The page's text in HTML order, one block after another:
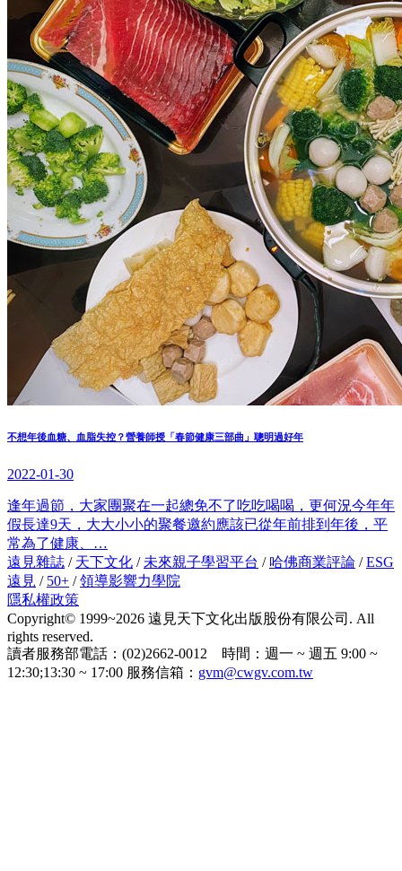
不想年後血糖、血脂失控？營養師授「春節健康三部曲」聰明過好年
2022-01-30
逢年過節，大家團聚在一起總免不了吃吃喝喝，更何況今年年
假長達9天，大大小小的聚餐邀約應該已從年前排到年後，平
常為了健康、…
遠見雜誌 / 天下文化 /未來親子學習平台 / 哈佛商業評論 /ESG
遠見 / 50+ /領導影響力學院
隱私權政策
Copyright© 1999~2026 遠見天下文化出版股份有限公司. All
rights reserved.
讀者服務部電話：(02)2662-0012 時間：週一 ~ 週五 9:00 ~
12:30;13:30 ~ 17:00 服務信箱： gvm@cwgv.com.tw